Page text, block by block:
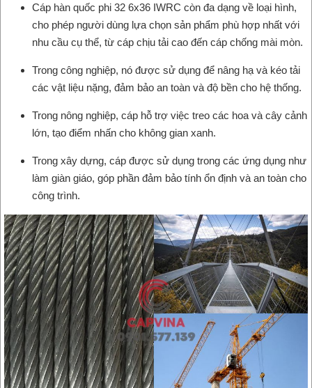
Cáp hàn quốc phi 32 6x36 IWRC còn đa dạng về loại hình,
cho phép người dùng lựa chọn sản phẩm phù hợp nhất với
nhu cầu cụ thể, từ cáp chịu tải cao đến cáp chống mài mòn.
Trong công nghiệp, nó được sử dụng để nâng hạ và kéo tải
các vật liệu nặng, đảm bảo an toàn và độ bền cho hệ thống.
Trong nông nghiệp, cáp hỗ trợ việc treo các hoa và cây cảnh
lớn, tạo điểm nhấn cho không gian xanh.
Trong xây dựng, cáp được sử dụng trong các ứng dụng như
làm giàn giáo, góp phần đảm bảo tính ổn định và an toàn cho
công trình.